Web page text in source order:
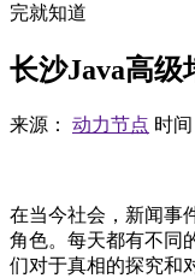
完就知道
长沙Java高级
来源： 动力节点 时间
在当今社会，新闻事
角色。每天都有不同
们对于真相的探究和